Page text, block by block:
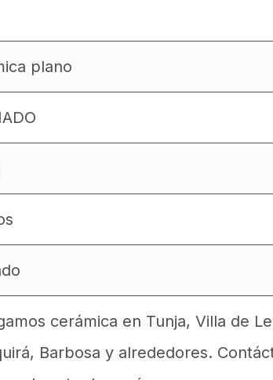
plano
cerámica en Tunja, Villa de
Barbosa y alrededores.